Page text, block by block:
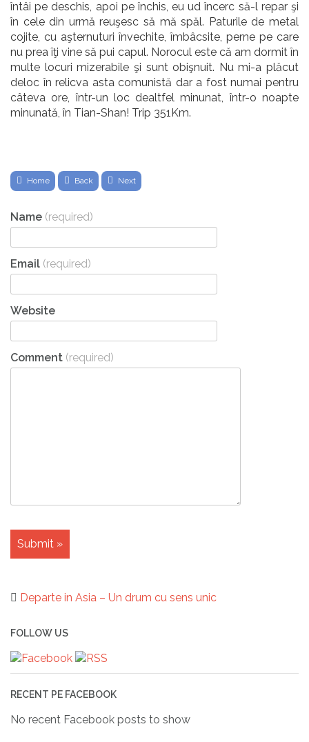
întâi pe deschis, apoi pe închis, eu ud încerc să-l repar şi
în cele din urmă reuşesc să mă spăl. Paturile de metal
cojite, cu aşternuturi învechite, îmbâcsite, perne pe care
nu prea îţi vine să pui capul. Norocul este că am dormit în
multe locuri mizerabile şi sunt obişnuit. Nu mi-a plăcut
deloc în relicva asta comunistă dar a fost numai pentru
câteva ore, într-un loc dealtfel minunat, într-o noapte
minunată, în Tian-Shan! Trip 351Km.
Home Back Next
Name (required)
Email (required)
Website
Comment (required)
Departe in Asia – Un drum cu sens unic
Post
navigation
FOLLOW US
RECENT PE FACEBOOK
No recent Facebook posts to show